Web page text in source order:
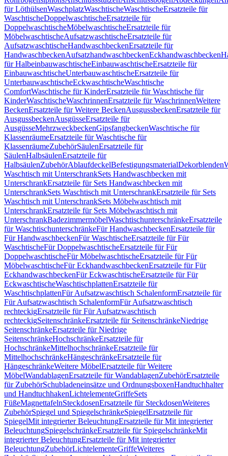
für LöthülsenWaschplatzWaschtischeWaschtischeErsatzteile für
WaschtischeDoppelwaschtischeErsatzteile für
DoppelwaschtischeMöbelwaschtischeErsatzteile für
MöbelwaschtischeAufsatzwaschtischeErsatzteile für
AufsatzwaschtischeHandwaschbeckenErsatzteile für
HandwaschbeckenAufsatzhandwaschbeckenEckhandwaschbecken
für HalbeinbauwaschtischeEinbauwaschtischeErsatzteile für
EinbauwaschtischeUnterbauwaschtischeErsatzteile für
UnterbauwaschtischeEckwaschtischeWaschtische
ComfortWaschtische für KinderErsatzteile für Waschtische für
KinderWaschtischeWaschrinnenErsatzteile für WaschrinnenWeitere
BeckenErsatzteile für Weitere BeckenAusgussbeckenErsatzteile für
AusgussbeckenAusgüsseErsatzteile für
AusgüsseMehrzweckbeckenGipsfangbeckenWaschtische für
KlassenräumeErsatzteile für Waschtische für
KlassenräumeZubehörSäulenErsatzteile für
SäulenHalbsäulenErsatzteile für
HalbsäulenZubehörAblaufdeckelBefestigungsmaterialDekorblenden
Waschtisch mit UnterschrankSets Handwaschbecken mit
UnterschrankErsatzteile für Sets Handwaschbecken mit
UnterschrankSets Waschtisch mit UnterschrankErsatzteile für Sets
Waschtisch mit UnterschrankSets Möbelwaschtisch mit
UnterschrankErsatzteile für Sets Möbelwaschtisch mit
UnterschrankBadezimmermöbelWaschtischunterschränkeErsatzteile
für WaschtischunterschränkeFür HandwaschbeckenErsatzteile für
Für HandwaschbeckenFür WaschtischeErsatzteile für Für
WaschtischeFür DoppelwaschtischeErsatzteile für Für
DoppelwaschtischeFür MöbelwaschtischeErsatzteile für Für
MöbelwaschtischeFür EckhandwaschbeckenErsatzteile für Für
EckhandwaschbeckenFür EckwaschtischeErsatzteile für Für
EckwaschtischeWaschtischplattenErsatzteile für
WaschtischplattenFür Aufsatzwaschtisch SchalenformErsatzteile für
Für Aufsatzwaschtisch SchalenformFür Aufsatzwaschtisch
rechteckigErsatzteile für Für Aufsatzwaschtisch
rechteckigSeitenschränkeErsatzteile für SeitenschränkeNiedrige
SeitenschränkeErsatzteile für Niedrige
SeitenschränkeHochschränkeErsatzteile für
HochschränkeMittelhochschränkeErsatzteile für
MittelhochschränkeHängeschränkeErsatzteile für
HängeschränkeWeitere MöbelErsatzteile für Weitere
MöbelWandablagenErsatzteile für WandablagenZubehörErsatzteile
für ZubehörSchubladeneinsätze und OrdnungsboxenHandtuchhalter
und HandtuchhakenLichtelementeGriffeSets
FüßeMagnettafelnSteckdosenErsatzteile für SteckdosenWeiteres
ZubehörSpiegel und SpiegelschränkeSpiegelErsatzteile für
SpiegelMit integrierter BeleuchtungErsatzteile für Mit integrierter
BeleuchtungSpiegelschränkeErsatzteile für SpiegelschränkeMit
integrierter BeleuchtungErsatzteile für Mit integrierter
BeleuchtungZubehörLichtelementeGriffeWeiteres